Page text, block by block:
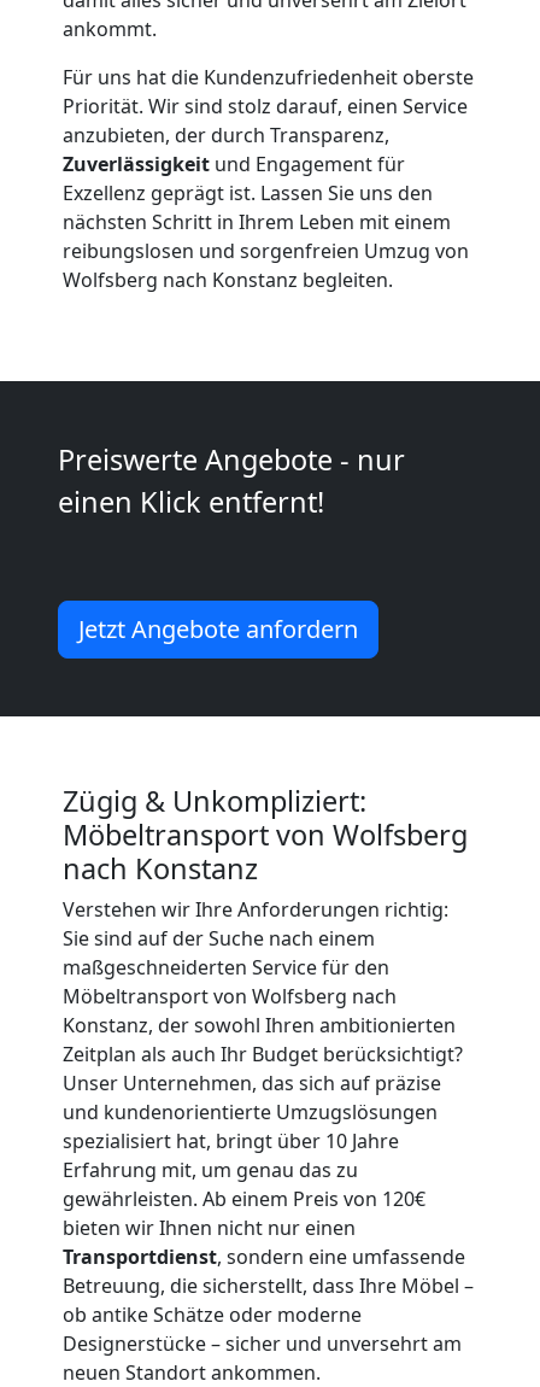
ankommt.
Für uns hat die Kundenzufriedenheit oberste
Priorität. Wir sind stolz darauf, einen Service
anzubieten, der durch Transparenz,
Zuverlässigkeit und Engagement für
Exzellenz geprägt ist. Lassen Sie uns den
nächsten Schritt in Ihrem Leben mit einem
reibungslosen und sorgenfreien Umzug von
Wolfsberg nach Konstanz begleiten.
Preiswerte Angebote - nur
einen Klick entfernt!
Jetzt Angebote anfordern
Zügig & Unkompliziert:
Möbeltransport von Wolfsberg
nach Konstanz
Verstehen wir Ihre Anforderungen richtig:
Sie sind auf der Suche nach einem
maßgeschneiderten Service für den
Möbeltransport von Wolfsberg nach
Konstanz, der sowohl Ihren ambitionierten
Zeitplan als auch Ihr Budget berücksichtigt?
Unser Unternehmen, das sich auf präzise
und kundenorientierte Umzugslösungen
spezialisiert hat, bringt über 10 Jahre
Erfahrung mit, um genau das zu
gewährleisten. Ab einem Preis von 120€
bieten wir Ihnen nicht nur einen
Transportdienst, sondern eine umfassende
Betreuung, die sicherstellt, dass Ihre Möbel –
ob antike Schätze oder moderne
Designerstücke – sicher und unversehrt am
neuen Standort ankommen.
Beiladung
Wolfsberg
Mini
Umzug
Wolfsberg
Umzug
Mann
LKW
Wolfsberg
Kunsttransport
Wolfsberg
Umzug
Wolfsberg
Mann
LKW